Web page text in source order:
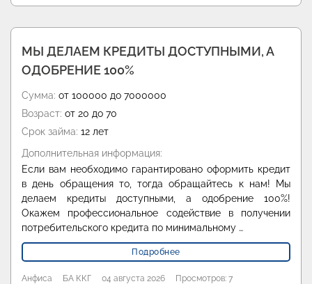
МЫ ДЕЛАЕМ КРЕДИТЫ ДОСТУПНЫМИ, А
ОДОБРЕНИЕ 100%
Сумма: от 100000 до 7000000
Возраст: от 20 до 70
Срок займа: 12 лет
Дополнительная информация:
Если вам необходимо гарантировано оформить кредит
в день обращения то, тогда обращайтесь к нам! Мы
делаем кредиты доступными, а одобрение 100%!
Окажем профессиональное содействие в получении
потребительского кредита по минимальному …
Подробнее
Анфиса БА ККГ 04 августа 2026 Просмотров: 7